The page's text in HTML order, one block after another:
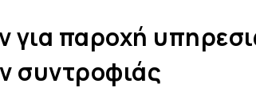
παροχή
συντροφιάς